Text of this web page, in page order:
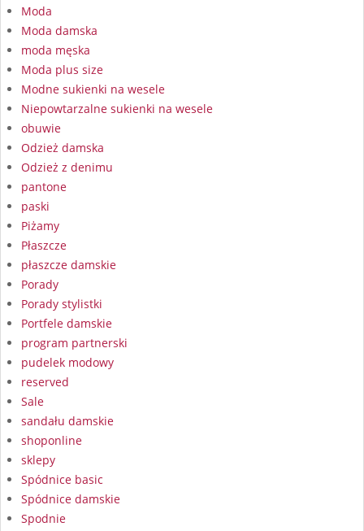
Moda
Moda damska
moda męska
Moda plus size
Modne sukienki na wesele
Niepowtarzalne sukienki na wesele
obuwie
Odzież damska
Odzież z denimu
pantone
paski
Piżamy
Płaszcze
płaszcze damskie
Porady
Porady stylistki
Portfele damskie
program partnerski
pudelek modowy
reserved
Sale
sandału damskie
shoponline
sklepy
Spódnice basic
Spódnice damskie
Spodnie